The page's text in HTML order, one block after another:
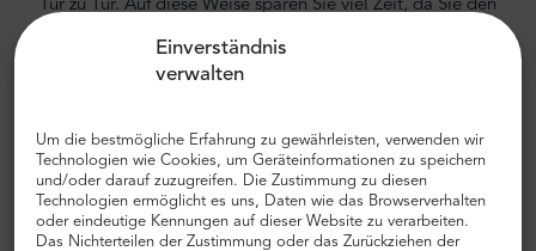
Einverständnis
verwalten
Um die bestmögliche Erfahrung zu gewährleisten, verwenden wir
Technologien wie Cookies, um Geräteinformationen zu speichern
und/oder darauf zuzugreifen. Die Zustimmung zu diesen
Technologien ermöglicht es uns, Daten wie das Browserverhalten
oder eindeutige Kennungen auf dieser Website zu verarbeiten.
Das Nichterteilen der Zustimmung oder das Zurückziehen der
Tür zu Tür. Auf diese Weise sparen Sie viel Zeit, da Sie den
herauszufinden, durch die Stadt zu navigieren und Ihren
Flughafen- und Stadttransfer
Auf der Suche nach einem zuverlässigen und
erschwinglichen Flughafentransfer? Reservieren Sie eines
mit Mr.Shuttle, einer Auswahl von Trip-Advisor-Benutzern